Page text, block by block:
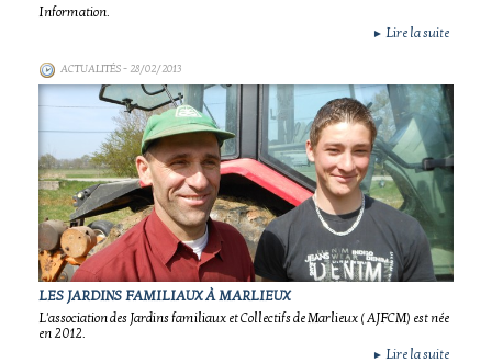
Information.
► Lire la suite
ACTUALITÉS- 28/02/2013
LES JARDINS FAMILIAUX À MARLIEUX
L'association des Jardins familiaux et Collectifs de Marlieux ( AJFCM) est née
en 2012.
► Lire la suite